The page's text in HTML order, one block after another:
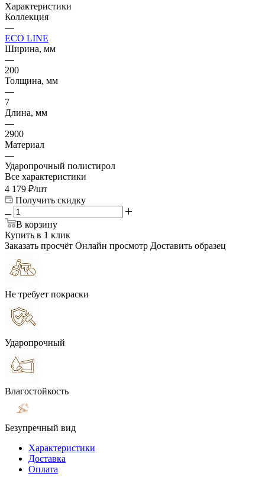
Характеристики
Коллекция
—
ECO LINE
Ширина, мм
—
200
Толщина, мм
—
7
Длина, мм
—
2900
Материал
—
Ударопрочный полистирол
Все характеристики
4 179 ₽/шт
Получить скидку
В корзину
Купить в 1 клик
Заказать просчёт Онлайн просмотр Доставить образец
Не требует покраски
Ударопрочный
Влагостойкость
Безупречный вид
Характеристики
Доставка
Оплата